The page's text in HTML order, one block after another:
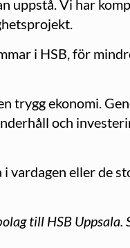
uppstå. Vi har
i HSB, för
trygg ekonomi.
och
vardagen eller de
till HSB